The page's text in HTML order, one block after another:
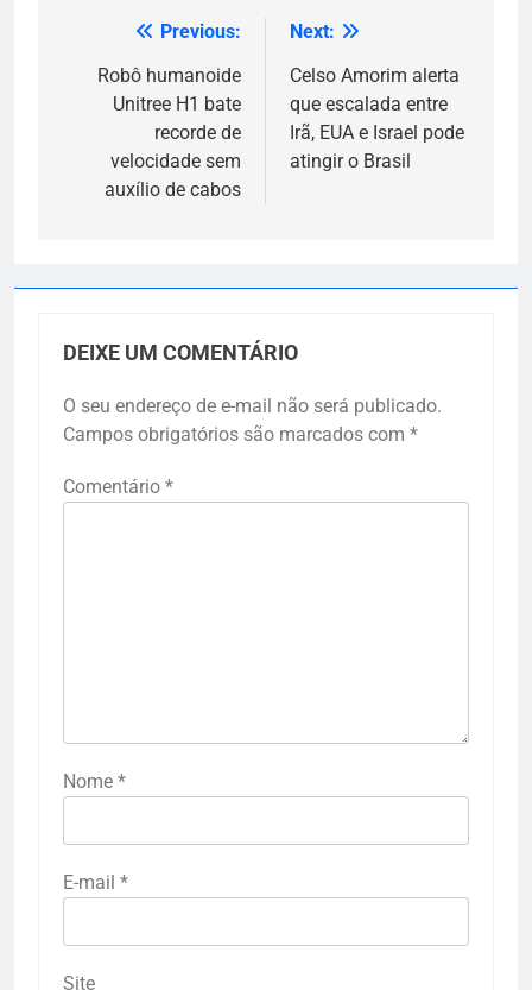
Navegação
Previous:
Robô humanoide
Unitree H1 bate
recorde de
velocidade sem
auxílio de cabos
Next:
Celso Amorim alerta
que escalada entre
Irã, EUA e Israel pode
atingir o Brasil
DEIXE UM COMENTÁRIO
O seu endereço de e-mail não será publicado.
Campos obrigatórios são marcados com *
Comentário *
Nome *
E-mail *
Site